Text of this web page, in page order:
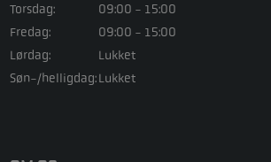
Torsdag:
09:00 - 15:00
Fredag:
09:00 - 15:00
Lørdag:
Lukket
Søn-/helligdag:Lukket